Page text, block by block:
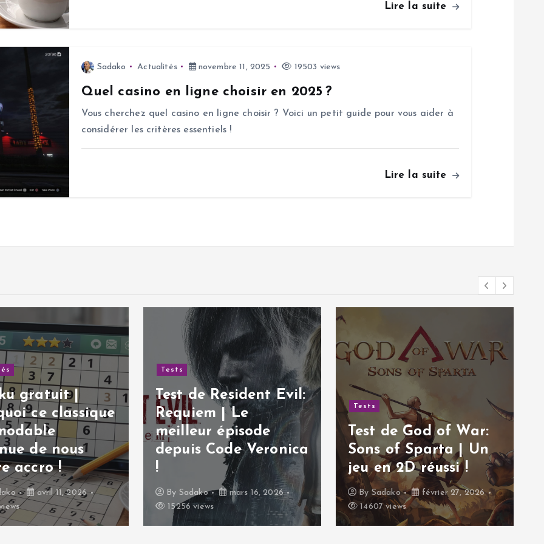
Lire la suite
Sadako Actualités novembre 11, 2025 19503 views
Quel casino en ligne choisir en 2025 ?
Vous cherchez quel casino en ligne choisir ? Voici un petit guide pour vous aider à
considérer les critères essentiels !
Lire la suite
Resident Evil:
| Le
épisode
Code Veronica
mars 16, 2026
Tests
Test de God of War:
Sons of Sparta | Un
jeu en 2D réussi !
BySadako
février 27, 2026
14607 views
Tests
Test de Hail to the
Rainbow | Une
aventure post-
apocalyptique
excellente !
BySadako
décembre 18, 2025
19574 views